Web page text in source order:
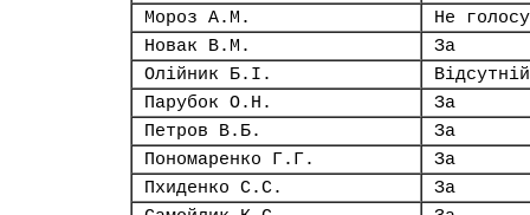
Мороз А.М.
Не
Новак В.М.
За
Олійник Б.І.
Відсутній
Парубок О.Н.
За
Петров В.Б.
За
Пономаренко Г.Г.
За
Пхиденко С.С.
За